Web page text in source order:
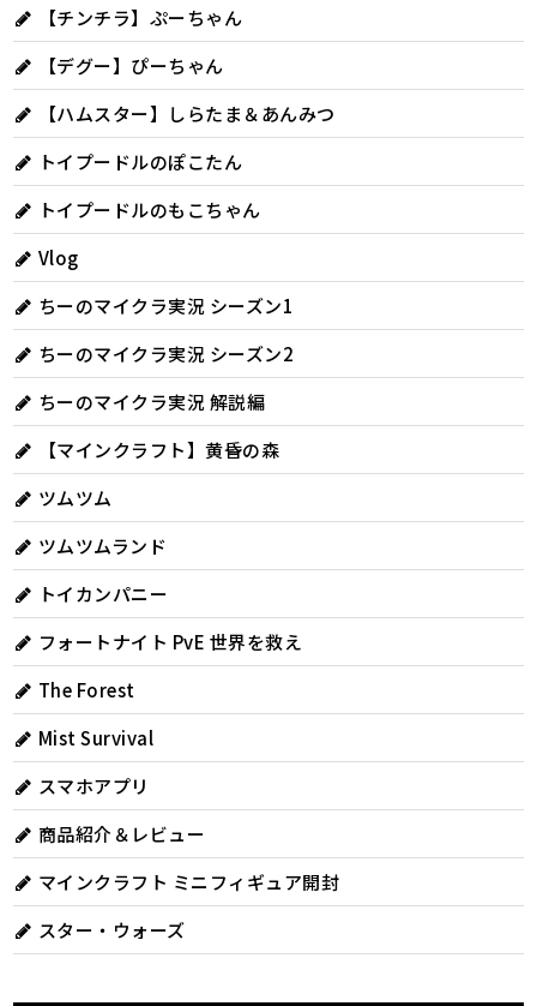
【チンチラ】ぷーちゃん
【デグー】ぴーちゃん
【ハムスター】しらたま＆あんみつ
トイプードルのぽこたん
トイプードルのもこちゃん
Vlog
ちーのマイクラ実況 シーズン1
ちーのマイクラ実況 シーズン2
ちーのマイクラ実況 解説編
【マインクラフト】黄昏の森
ツムツム
ツムツムランド
トイカンパニー
フォートナイト PvE 世界を救え
The Forest
Mist Survival
スマホアプリ
商品紹介＆レビュー
マインクラフト ミニフィギュア開封
スター・ウォーズ